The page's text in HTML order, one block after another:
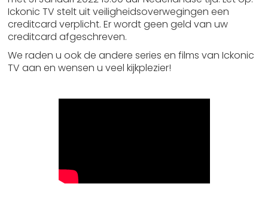
Ickonic TV stelt uit veiligheidsoverwegingen een
creditcard verplicht. Er wordt geen geld van uw
creditcard afgeschreven.
We raden u ook de andere series en films van Ickonic
TV aan en wensen u veel kijkplezier!